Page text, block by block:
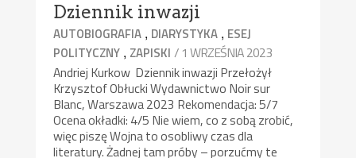
Dziennik inwazji
AUTOBIOGRAFIA , DIARYSTYKA , ESEJ
POLITYCZNY , ZAPISKI / 1 WRZEŚNIA 2023
Andriej Kurkow Dziennik inwazji Przełożył
Krzysztof Obłucki Wydawnictwo Noir sur
Blanc, Warszawa 2023 Rekomendacja: 5/7
Ocena okładki: 4/5 Nie wiem, co z sobą zrobić,
więc piszę Wojna to osobliwy czas dla
literatury. Żadnej tam próby – porzućmy te